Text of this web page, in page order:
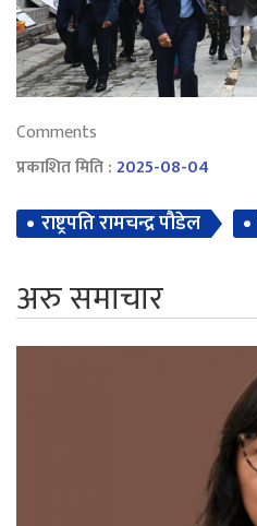
Comments
प्रकाशित मिति :2025-08-04
राष्ट्रपति रामचन्द्र पौडेल
अरु समाचार